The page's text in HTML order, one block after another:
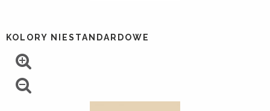
KOLORY NIESTANDARDOWE